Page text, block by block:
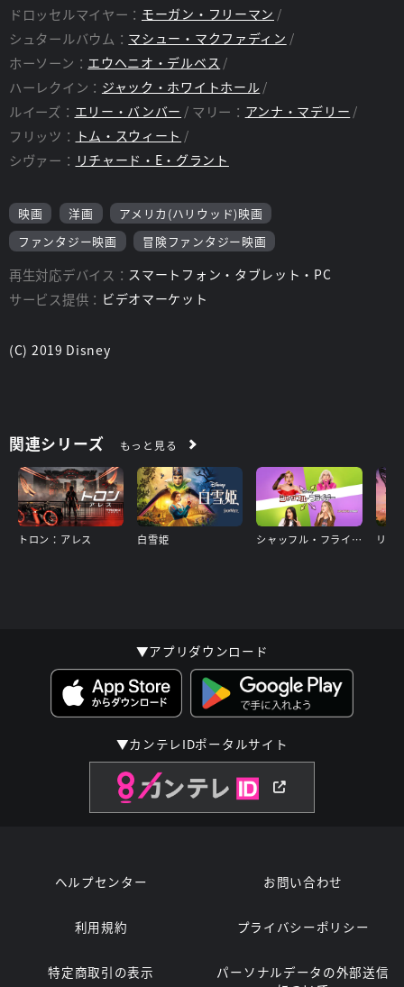
ドロッセルマイヤー： モーガン・フリーマン
シュタールバウム： マシュー・マクファディン
ホーソーン： エウヘニオ・デルベス
ハーレクイン： ジャック・ホワイトホール
ルイーズ： エリー・バンバー マリー： アンナ・マデリー
フリッツ： トム・スウィート
シヴァー： リチャード・E・グラント
映画 洋画
アメリカ(ハリウッド)映画
ファンタジー映画
冒険ファンタジー映画
再生対応デバイス： スマートフォン・タブレット・PC
サービス提供： ビデオマーケット
(C) 2019 Disney
関連シリーズ もっと見る
トロン：アレス 白雪姫 シャッフル・フライデー リロ
▼アプリダウンロード
▼カンテレIDポータルサイト
ヘルプセンター お問い合わせ
利用規約 プライバシーポリシー
特定商取引の表示
パーソナルデータの外部送信